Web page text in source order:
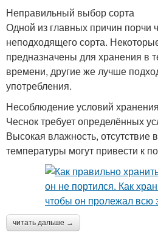
Неправильный выбор сорта
Одной из главных причин порчи
неподходящего сорта.
предназначены для хранения в
времени, другие же лучше
употребления.
Несоблюдение условий хранения
Чеснок требует определённых
Высокая влажность, отсутствие
температуры могут привести к
читать дальше →